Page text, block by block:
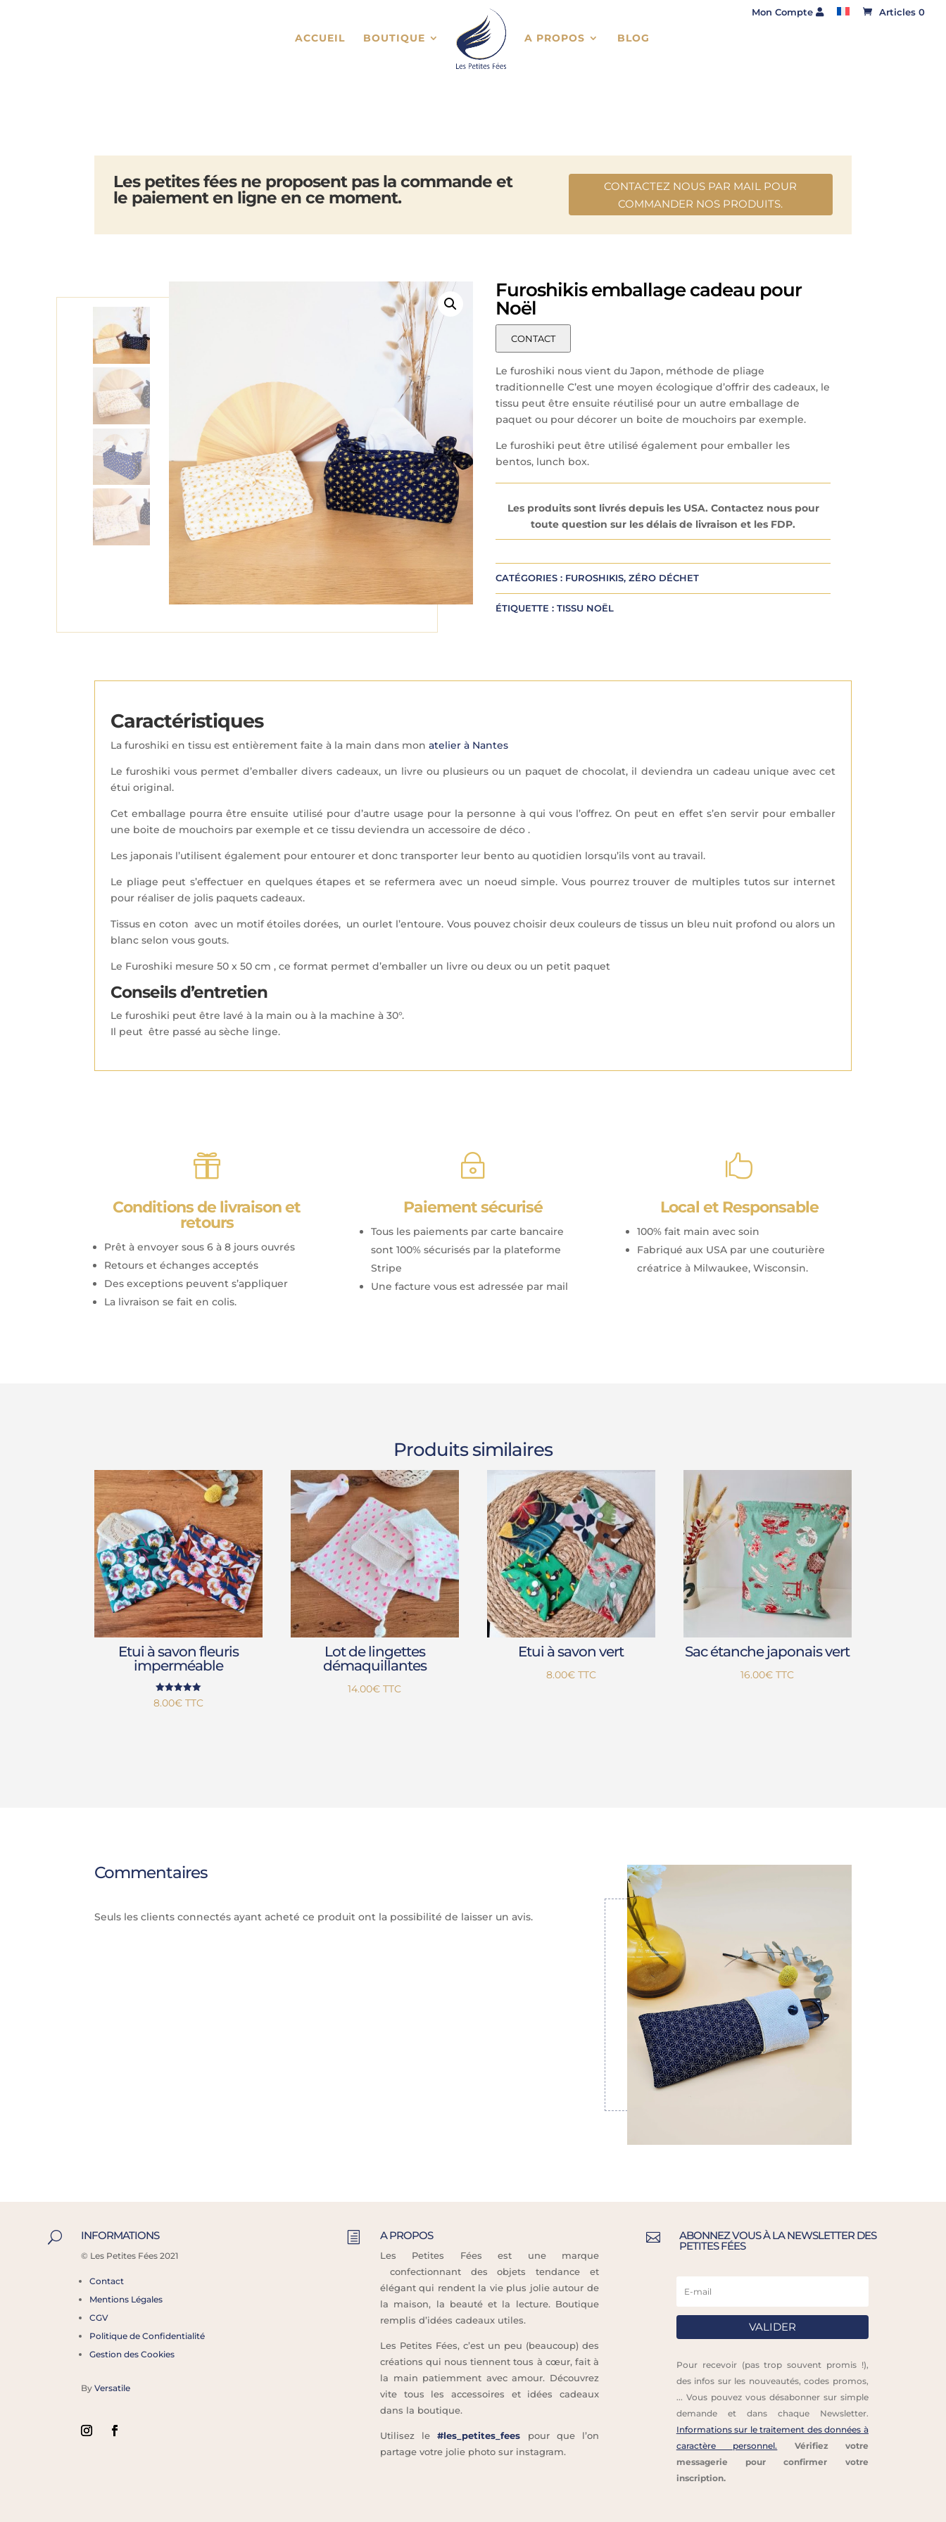
Mon Compte Articles 0
ACCUEIL BOUTIQUE A PROPOS BLOG
Les petites fées ne proposent pas la commande et
le paiement en ligne en ce moment.
CONTACTEZ NOUS PAR MAIL POUR
COMMANDER NOS PRODUITS.
Furoshikis emballage cadeau pour
Noël
CONTACT
Le furoshiki nous vient du Japon, méthode de pliage
traditionnelle C’est une moyen écologique d’offrir des cadeaux, le
tissu peut être ensuite réutilisé pour un autre emballage de
paquet ou pour décorer un boite de mouchoirs par exemple.
Le furoshiki peut être utilisé également pour emballer les
bentos, lunch box.
Les produits sont livrés depuis les USA. Contactez nous pour
toute question sur les délais de livraison et les FDP.
l
t
e
CATÉGORIES : FUROSHIKIS,ZÉRO DÉCHET
ÉTIQUETTE :TISSU NOËL
Caractéristiques
La furoshiki en tissu est entièrement faite à la main dans mon atelier à Nantes
Le furoshiki vous permet d’emballer divers cadeaux, un livre ou plusieurs ou un paquet de chocolat, il deviendra un cadeau unique avec cet
étui original.
Cet emballage pourra être ensuite utilisé pour d’autre usage pour la personne à qui vous l’offrez. On peut en effet s’en servir pour emballer
une boite de mouchoirs par exemple et ce tissu deviendra un accessoire de déco .
Les japonais l’utilisent également pour entourer et donc transporter leur bento au quotidien lorsqu’ils vont au travail.
Le pliage peut s’effectuer en quelques étapes et se refermera avec un noeud simple. Vous pourrez trouver de multiples tutos sur internet
pour réaliser de jolis paquets cadeaux.
Tissus en coton avec un motif étoiles dorées, un ourlet l’entoure. Vous pouvez choisir deux couleurs de tissus un bleu nuit profond ou alors un
blanc selon vous gouts.
Le Furoshiki mesure 50 x 50 cm , ce format permet d’emballer un livre ou deux ou un petit paquet
Conseils d’entretien
Le furoshiki peut être lavé à la main ou à la machine à 30°.
Il peut être passé au sèche linge.

Conditions de livraison et
retours
Prêt à envoyer sous 6 à 8 jours ouvrés
Retours et échanges acceptés
Des exceptions peuvent s’appliquer
La livraison se fait en colis.
~
Paiement sécurisé
Tous les paiements par carte bancaire
sont 100% sécurisés par la plateforme
Stripe
Une facture vous est adressée par mail

Local et Responsable
100% fait main avec soin
Fabriqué aux USA par une couturière
créatrice à Milwaukee, Wisconsin.
Produits similaires
Etui à savon fleuris
imperméable
Note
5.00
8.00€ TTC
Lot de lingettes
démaquillantes
14.00€ TTC
Etui à savon vert
8.00€ TTC
Sac étanche japonais vert
16.00€ TTC
Commentaires
Seuls les clients connectés ayant acheté ce produit ont la possibilité de laisser un avis.
U INFORMATIONS
© Les Petites Fées 2021
Contact
Mentions Légales
CGV
Politique de Confidentialité
Gestion des Cookies
By Versatile
h A PROPOS
Les Petites Fées est une marque
confectionnant des objets tendance et
élégant qui rendent la vie plus jolie autour de
la maison, la beauté et la lecture. Boutique
remplis d’idées cadeaux utiles.
Les Petites Fées, c’est un peu (beaucoup) des
créations qui nous tiennent tous à cœur, fait à
la main patiemment avec amour. Découvrez
vite tous les accessoires et idées cadeaux
dans la boutique.
Utilisez le #les_petites_fees pour que l’on
partage votre jolie photo sur instagram.
 ABONNEZ VOUS À LA NEWSLETTER DES
PETITES FÉES
Pour recevoir (pas trop souvent promis !),
des infos sur les nouveautés, codes promos,
... Vous pouvez vous désabonner sur simple
demande et dans chaque Newsletter.
Informations sur le traitement des données à
caractère personnel. Vérifiez votre
messagerie pour confirmer votre
inscription.
VALIDER